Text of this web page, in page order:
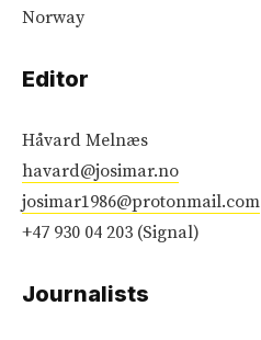
Norway
Editor
Håvard Melnæs
havard@josimar.no
josimar1986@protonmail.com
+47 930 04 203 (Signal)
Journalists